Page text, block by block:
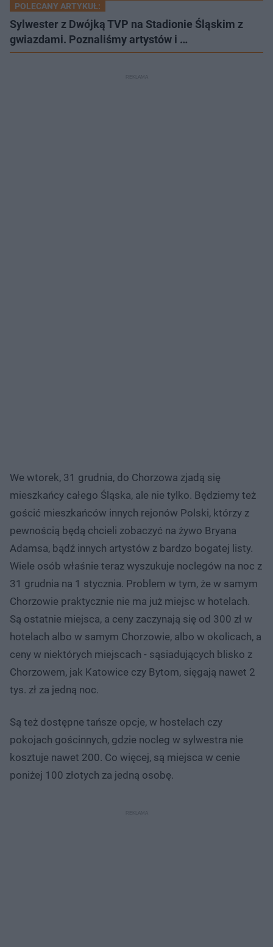
POLECANY ARTYKUŁ:
Sylwester z Dwójką TVP na Stadionie Śląskim z
gwiazdami. Poznaliśmy artystów i …
We wtorek, 31 grudnia, do Chorzowa zjadą się
mieszkańcy całego Śląska, ale nie tylko. Będziemy też
gościć mieszkańców innych rejonów Polski, którzy z
pewnością będą chcieli zobaczyć na żywo Bryana
Adamsa, bądź innych artystów z bardzo bogatej listy.
Wiele osób właśnie teraz wyszukuje noclegów na noc z
31 grudnia na 1 stycznia. Problem w tym, że w samym
Chorzowie praktycznie nie ma już miejsc w hotelach.
Są ostatnie miejsca, a ceny zaczynają się od 300‬ zł w
hotelach albo w samym Chorzowie, albo w okolicach, a
ceny w niektórych miejscach - sąsiadujących blisko z
Chorzowem, jak Katowice czy Bytom, sięgają nawet 2
tys. zł za jedną noc.
Są też dostępne tańsze opcje, w hostelach czy
pokojach gościnnych, gdzie nocleg w sylwestra nie
kosztuje nawet 200‬. Co więcej, są miejsca w cenie
poniżej 100‬ złotych za jedną osobę.